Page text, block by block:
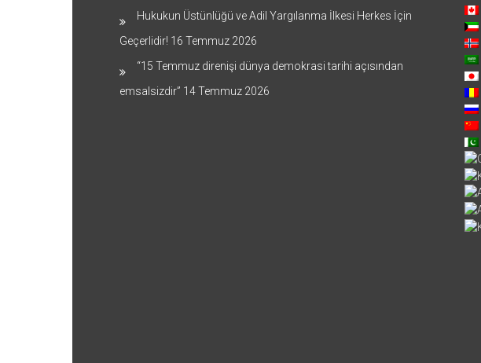
Hukukun Üstünlüğü ve Adil Yargılanma İlkesi Herkes İçin
Geçerlidir! 16 Temmuz 2026
“15 Temmuz direnişi dünya demokrasi tarihi açısından
emsalsizdir” 14 Temmuz 2026